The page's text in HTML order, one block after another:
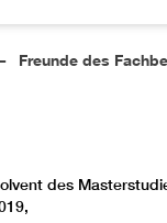
Freunde des
des